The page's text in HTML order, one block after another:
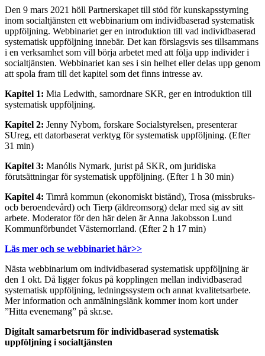
Den 9 mars 2021 höll Partnerskapet till stöd för kunskapsstyrning
inom socialtjänsten ett webbinarium om individbaserad systematisk
uppföljning. Webbinariet ger en introduktion till vad individbaserad
systematisk uppföljning innebär. Det kan förslagsvis ses tillsammans
i en verksamhet som vill börja arbetet med att följa upp individer i
socialtjänsten. Webbinariet kan ses i sin helhet eller delas upp genom
att spola fram till det kapitel som det finns intresse av.
Kapitel 1: Mia Ledwith, samordnare SKR, ger en introduktion till
systematisk uppföljning.
Kapitel 2: Jenny Nybom, forskare Socialstyrelsen, presenterar
SUreg, ett datorbaserat verktyg för systematisk uppföljning. (Efter
31 min)
Kapitel 3: Manólis Nymark, jurist på SKR, om juridiska
förutsättningar för systematisk uppföljning. (Efter 1 h 30 min)
Kapitel 4: Timrå kommun (ekonomiskt bistånd), Trosa (missbruks-
ocb beroendevård) och Tierp (äldreomsorg) delar med sig av sitt
arbete. Moderator för den här delen är Anna Jakobsson Lund
Kommunförbundet Västernorrland. (Efter 2 h 17 min)
Läs mer och se webbinariet här>>
Nästa webbinarium om individbaserad systematisk uppföljning är
den 1 okt. Då ligger fokus på kopplingen mellan individbaserad
systematisk uppföljning, ledningssystem och annat kvalitetsarbete.
Mer information och anmälningslänk kommer inom kort under
”Hitta evenemang” på skr.se.
Digitalt samarbetsrum för individbaserad systematisk
uppföljning i socialtjänsten